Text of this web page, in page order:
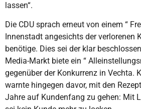
lassen“.
Die CDU sprach erneut von einem “
Innenstadt angesichts der verlorenen
benötige. Dies sei der klar
Media-Markt biete ein “
gegenüber der Konkurrenz in Vechta.
warnte hingegen davor, mit den
Jahre auf Kundenfang zu gehen: Mit